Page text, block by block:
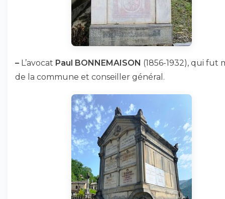
– L’avocat Paul BONNEMAISON (1856-1932), qui fut
de la commune et conseiller général.